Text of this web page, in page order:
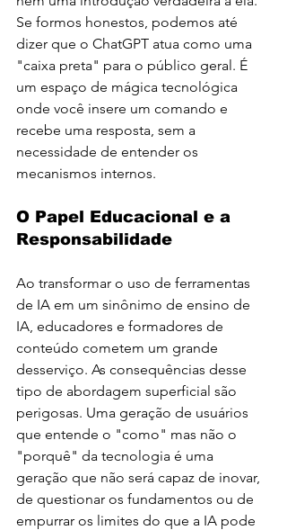
Se formos honestos, podemos até
dizer que o ChatGPT atua como uma
"caixa preta" para o público geral. É
um espaço de mágica tecnológica
onde você insere um comando e
recebe uma resposta, sem a
necessidade de entender os
mecanismos internos.
O Papel Educacional e a
Responsabilidade
Ao transformar o uso de ferramentas
de IA em um sinônimo de ensino de
IA, educadores e formadores de
conteúdo cometem um grande
desserviço. As consequências desse
tipo de abordagem superficial são
perigosas. Uma geração de usuários
que entende o "como" mas não o
"porquê" da tecnologia é uma
geração que não será capaz de inovar,
de questionar os fundamentos ou de
empurrar os limites do que a IA pode